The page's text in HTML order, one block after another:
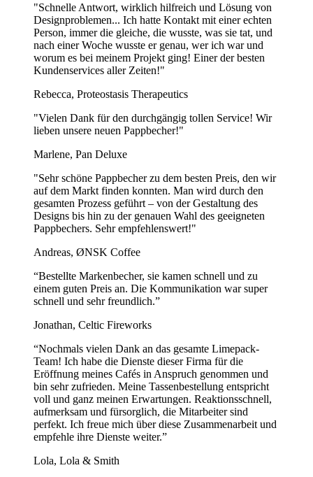
Papierservietten, recycelte Optionen und luxuriösere Varianten wie
Airlaid- oder Bambus-Servietten.
Wie kann man Papierservietten elegant gestalten?
Sie kreativ falten, z. B. als Fächer, Blumen oder Taschen für
Besteck.
Serviettenringe verwenden oder sie mit Bändern oder
Servietten in verschiedenen Farben schichten, um Kontraste
Sie in Gläsern platzieren oder unter Tellern anordnen, um eine
elegante Tischdekoration zu schaffen.
Zeig mehr...
"Schnelle Antwort, wirklich hilfreich und Lösung von
Designproblemen... Ich hatte Kontakt mit einer echten
Person, immer die gleiche, die wusste, was sie tat, und
nach einer Woche wusste er genau, wer ich war und
worum es bei meinem Projekt ging! Einer der besten
Kundenservices aller Zeiten!"
Rebecca, Proteostasis Therapeutics
"Vielen Dank für den durchgängig tollen Service! Wir
lieben unsere neuen Pappbecher!"
Marlene, Pan Deluxe
"Sehr schöne Pappbecher zu dem besten Preis, den wir
auf dem Markt finden konnten. Man wird durch den
gesamten Prozess geführt – von der Gestaltung des
Designs bis hin zu der genauen Wahl des geeigneten
Pappbechers. Sehr empfehlenswert!"
Andreas, ØNSK Coffee
“Bestellte Markenbecher, sie kamen schnell und zu
einem guten Preis an. Die Kommunikation war super
schnell und sehr freundlich.”
Jonathan, Celtic Fireworks
“Nochmals vielen Dank an das gesamte Limepack-
Team! Ich habe die Dienste dieser Firma für die
Eröffnung meines Cafés in Anspruch genommen und
bin sehr zufrieden. Meine Tassenbestellung entspricht
voll und ganz meinen Erwartungen. Reaktionsschnell,
aufmerksam und fürsorglich, die Mitarbeiter sind
perfekt. Ich freue mich über diese Zusammenarbeit und
empfehle ihre Dienste weiter.”
Lola, Lola & Smith